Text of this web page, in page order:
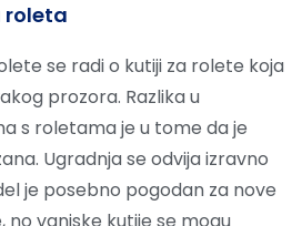
roleta
se radi o kutiji za rolete koja
prozora. Razlika u
s roletama je u tome da je
Ugradnja se odvija izravno
je posebno pogodan za nove